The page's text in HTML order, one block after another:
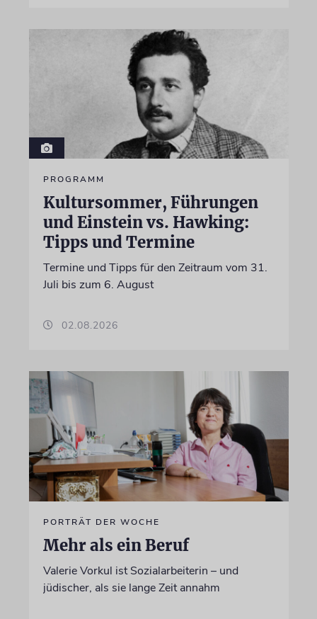
PROGRAMM
Kultursommer, Führungen
und Einstein vs. Hawking:
Tipps und Termine
Termine und Tipps für den Zeitraum vom 31.
Juli bis zum 6. August
02.08.2026
PORTRÄT DER WOCHE
Mehr als ein Beruf
Valerie Vorkul ist Sozialarbeiterin – und
jüdischer, als sie lange Zeit annahm